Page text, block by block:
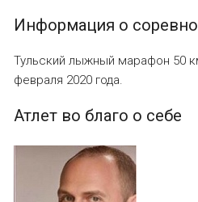
Информация о
Тульский лыжный марафон 50
февраля 2020 года.
Атлет во благо о себе